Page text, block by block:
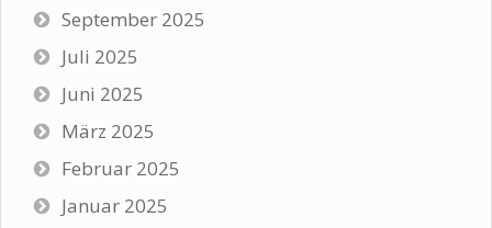
September 2025
Juli 2025
Juni 2025
März 2025
Februar 2025
Januar 2025